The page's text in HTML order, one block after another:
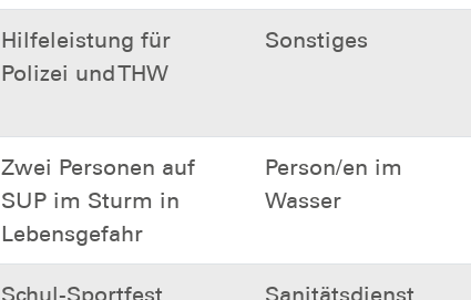
Hilfeleistung für
Polizei und THW
Sonstiges
Zwei Personen auf
SUP im Sturm in
Lebensgefahr
Person/en im
Wasser
Schul-Sportfest Sanitätsdienst